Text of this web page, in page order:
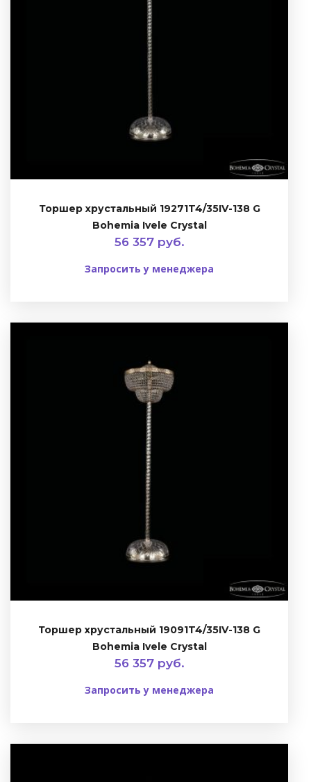
Торшер хрустальный 19271T4/35IV-138 G
Bohemia Ivele Crystal
56 357 руб.
Запросить у менеджера
Торшер хрустальный 19091T4/35IV-138 G
Bohemia Ivele Crystal
56 357 руб.
Запросить у менеджера